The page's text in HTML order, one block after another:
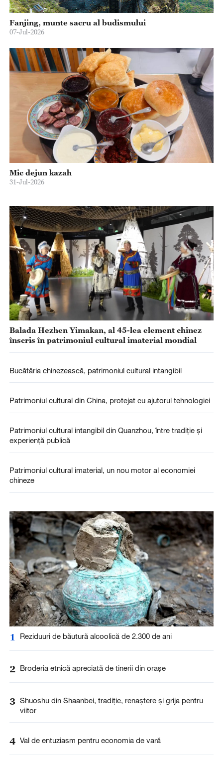
Fanjing, munte sacru al budismului
07-Jul-2026
Mic dejun kazah
31-Jul-2026
Balada Hezhen Yimakan, al 45-lea element chinez
înscris în patrimoniul cultural imaterial mondial
Bucătăria chinezească, patrimoniul cultural intangibil
Patrimoniul cultural din China, protejat cu ajutorul tehnologiei
Patrimoniul cultural intangibil din Quanzhou, între tradiție și
experiență publică
Patrimoniul cultural imaterial, un nou motor al economiei
chineze
1 Reziduuri de băutură alcoolică de 2.300 de ani
2 Broderia etnică apreciată de tinerii din orașe
3 Shuoshu din Shaanbei, tradiție, renaștere și grija pentru
viitor
4 Val de entuziasm pentru economia de vară